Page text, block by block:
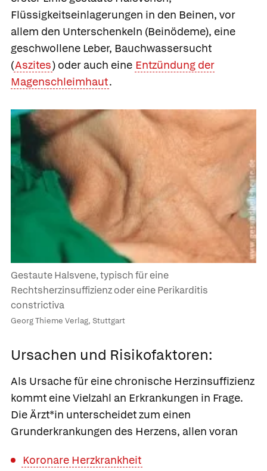
Flüssigkeitseinlagerungen in den Beinen, vor
allem den Unterschenkeln (Beinödeme), eine
geschwollene Leber, Bauchwassersucht
(Aszites) oder auch eine Entzündung der
Magenschleimhaut.
Gestaute Halsvene, typisch für eine
Rechtsherzinsuffizienz oder eine Perikarditis
constrictiva
Georg Thieme Verlag, Stuttgart
Ursachen und Risikofaktoren:
Als Ursache für eine chronische Herzinsuffizienz
kommt eine Vielzahl an Erkrankungen in Frage.
Die Ärzt*in unterscheidet zum einen
Grunderkrankungen des Herzens, allen voran
Koronare Herzkrankheit